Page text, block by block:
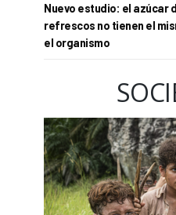
Nuevo estudio: el azúcar
refrescos no tienen el
el organismo